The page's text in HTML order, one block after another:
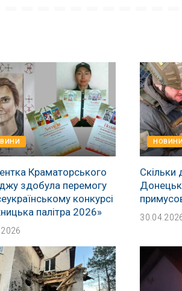
Краматорського
здобула перемогу
конкурсі
палітра 2026»
Скільки